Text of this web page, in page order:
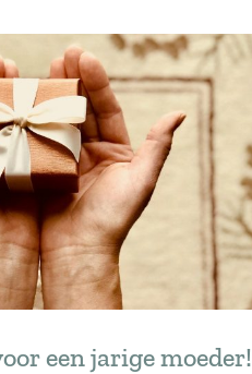
een jarige moeder!